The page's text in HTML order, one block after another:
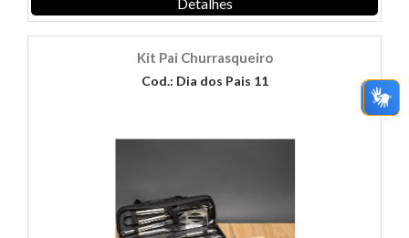
Kit Pai Churrasqueiro
Cod.: Dia dos Pais 11